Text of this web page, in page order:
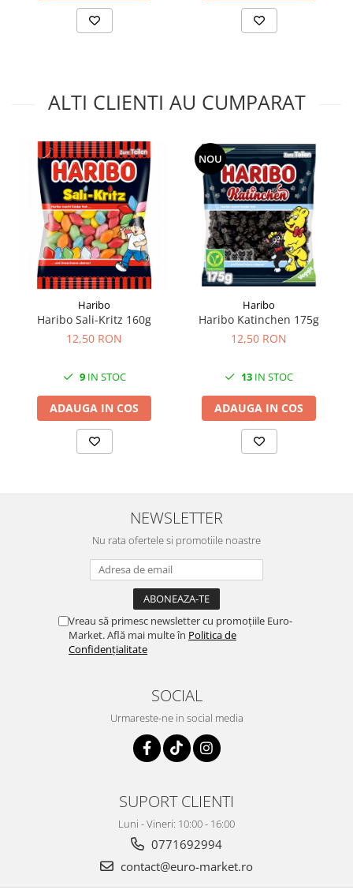
ALTI CLIENTI AU CUMPARAT
Haribo
Haribo Sali-Kritz 160g
12,50 RON
9IN STOC
ADAUGA IN COS
NOU
Haribo
Haribo Katinchen 175g
12,50 RON
13 IN STOC
ADAUGA IN COS
NEWSLETTER
Nu rata ofertele si promotiile noastre
Vreau să primesc newsletter cu promoțiile Euro-
Market. Află mai multe în Politica de
Confidențialitate
SOCIAL
Urmareste-ne in social media
SUPORT CLIENTI
Luni - Vineri: 10:00 - 16:00
0771692994
contact@euro-market.ro